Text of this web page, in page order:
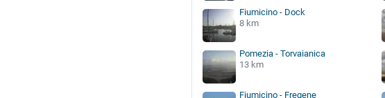
Fiumicino - Dock
8 km
Pomezia - Torvaianica
13 km
Fiumicino - Fregene